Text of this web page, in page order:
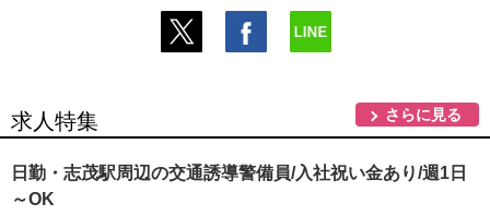
求人特集 さらに見る
日勤・志茂駅周辺の交通誘導警備員/入社祝い金あり/週1日
～OK